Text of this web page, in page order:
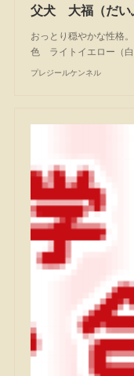
父犬 大福（だい
おっとり穏やかな性格
色 ライトイエロー（白
プレジールケンネル